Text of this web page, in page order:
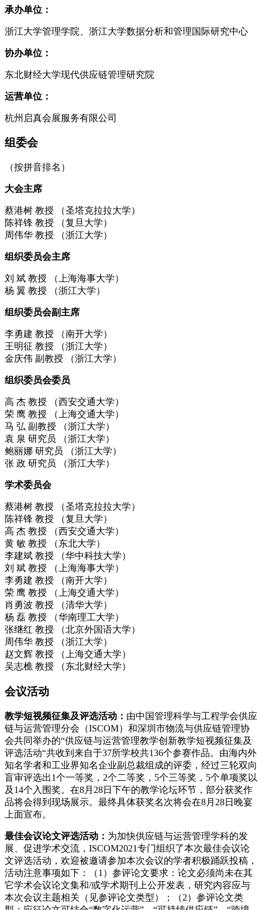
承办单位：
浙江大学管理学院、浙江大学数据分析和管理国际研究中心
协办单位：
东北财经大学现代供应链管理研究院
运营单位：
杭州启真会展服务有限公司
组委会
（按拼音排名）
大会主席
蔡港树 教授 （圣塔克拉拉大学）
陈祥锋 教授 （复旦大学）
周伟华 教授 （浙江大学）
组织委员会主席
刘 斌 教授 （上海海事大学）
杨 翼 教授 （浙江大学）
组织委员会副主席
李勇建 教授 （南开大学）
王明征 教授 （浙江大学）
金庆伟 副教授 （浙江大学）
组织委员会委员
高 杰 教授 （西安交通大学）
荣 鹰 教授 （上海交通大学）
马 弘 副教授 （浙江大学）
袁 泉 研究员 （浙江大学）
鲍丽娜 研究员 （浙江大学）
张 政 研究员 （浙江大学）
学术委员会
蔡港树 教授 （圣塔克拉拉大学）
陈祥锋 教授 （复旦大学）
高 杰 教授 （西安交通大学）
黄 敏 教授 （东北大学）
李建斌 教授 （华中科技大学）
刘 斌 教授 （上海海事大学）
李勇建 教授 （南开大学）
荣 鹰 教授 （上海交通大学）
肖勇波 教授 （清华大学）
杨 磊 教授 （华南理工大学）
张继红 教授 （北京外国语大学）
周伟华 教授 （浙江大学）
赵文辉 教授 （上海交通大学）
吴志樵 教授 （东北财经大学）
会议活动
教学短视频征集及评选活动： 由中国管理科学与工程学会供应
链与运营管理分会（ISCOM）和深圳市物流与供应链管理协
会共同举办的“供应链与运营管理教学创新教学短视频征集及
评选活动“共收到来自于37所学校共136个参赛作品。由海内外
知名学者和工业界知名企业副总裁组成的评委，经过三轮双向
盲审评选出1个一等奖，2个二等奖，5个三等奖，5个单项奖以
及14个入围奖。在8月28日下午的教学论坛环节，部分获奖作
品将会得到现场展示。最终具体获奖名次将会在8月28日晚宴
上面宣布。
最佳会议论文评选活动： 为加快供应链与运营管理学科的发
展、促进学术交流，ISCOM2021专门组织了本次最佳会议论
文评选活动，欢迎被邀请参加本次会议的学者积极踊跃投稿，
活动注意事项如下：（1）参评论文要求：论文必须尚未在其
它学术会议论文集和/或学术期刊上公开发表，研究内容应与
本次会议主题相关（见参评论文类型）；（2）参评论文类